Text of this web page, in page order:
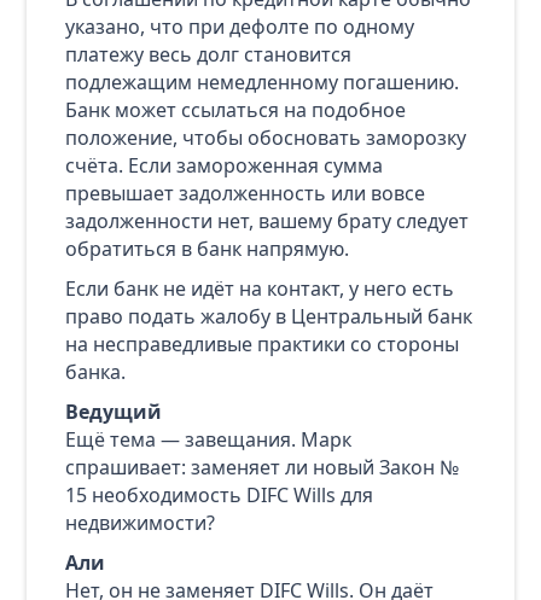
указано, что при дефолте по одному
платежу весь долг становится
подлежащим немедленному погашению.
Банк может ссылаться на подобное
положение, чтобы обосновать заморозку
счёта. Если замороженная сумма
превышает задолженность или вовсе
задолженности нет, вашему брату следует
обратиться в банк напрямую.
Если банк не идёт на контакт, у него есть
право подать жалобу в Центральный банк
на несправедливые практики со стороны
банка.
Ведущий
Ещё тема — завещания. Марк
спрашивает: заменяет ли новый Закон №
15 необходимость DIFC Wills для
недвижимости?
Али
Нет, он не заменяет DIFC Wills. Он даёт